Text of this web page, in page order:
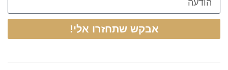
אבקש שתחזרו אלי!